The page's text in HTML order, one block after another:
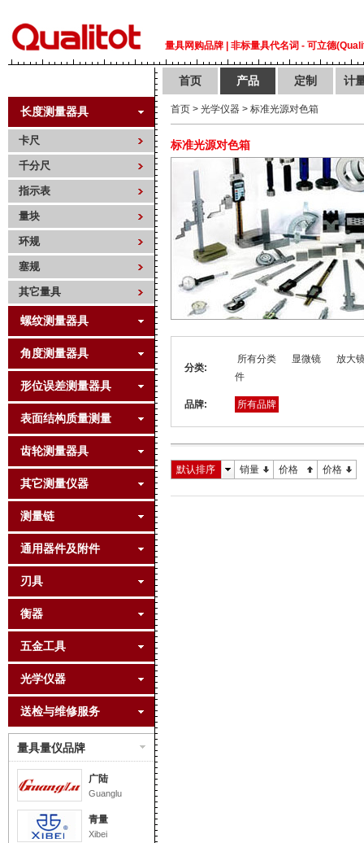
量具网购品牌 | 非标量具代名词 - 可立德
长度测量器具
卡尺
千分尺
指示表
量块
环规
塞规
其它量具
螺纹测量器具
角度测量器具
形位误差测量器具
表面结构质量测量
齿轮测量器具
其它测量仪器
测量链
通用器件及附件
刃具
衡器
五金工具
光学仪器
送检与维修服务
量具量仪品牌
广陆
Guanglu
青量
Xibei
首页 产品 定制 计
首页 > 光学仪器 > 标准光源对色箱
标准光源对色箱
分类:
所有分类 显微镜
放大
件
品牌: 所有品牌
默认排序 销量 价格 价格